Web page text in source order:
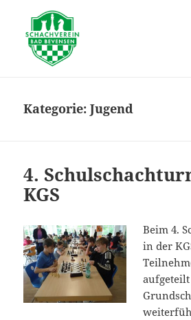
Kategorie:Jugend
4.
KGS
Beim 4.
in der